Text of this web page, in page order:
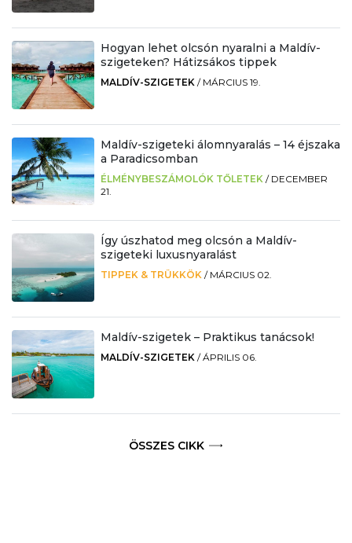
Hogyan lehet olcsón nyaralni a Maldív-
szigeteken? Hátizsákos tippek
MALDÍV-SZIGETEK / MÁRCIUS 19.
Maldív-szigeteki álomnyaralás – 14 éjszaka
a Paradicsomban
ÉLMÉNYBESZÁMOLÓK TŐLETEK / DECEMBER
21.
Így úszhatod meg olcsón a Maldív-
szigeteki luxusnyaralást
TIPPEK & TRÜKKÖK / MÁRCIUS 02.
Maldív-szigetek – Praktikus tanácsok!
MALDÍV-SZIGETEK /ÁPRILIS 06.
ÖSSZES CIKK